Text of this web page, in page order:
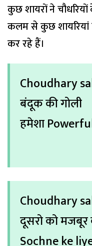
कुछ शायरों ने
कलम से कुछ
कर रहे हैं।
Choudhary
बंदूक की गोली
हमेशा
Choudhary
दूसरो को
Sochne ke